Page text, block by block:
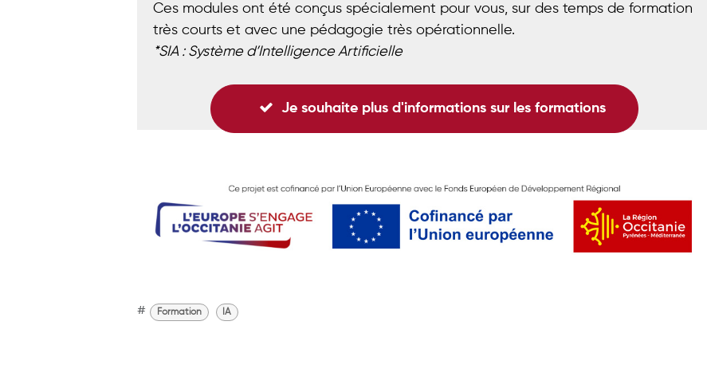
Ces modules ont été conçus spécialement pour vous, sur des temps de formation
très courts et avec une pédagogie très opérationnelle.
*SIA : Système d’Intelligence Artificielle
Je souhaite plus d'informations sur les formations
# Formation IA